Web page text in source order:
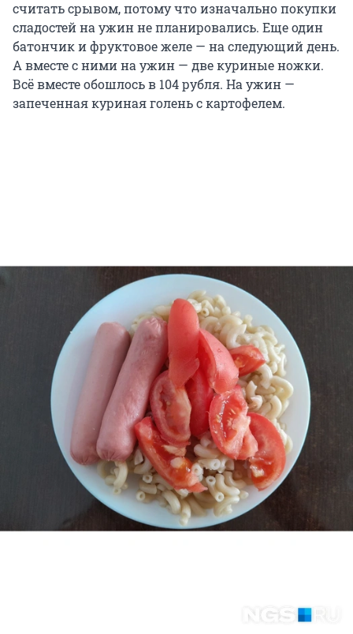
считать срывом, потому что изначально покупки
сладостей на ужин не планировались. Еще один
батончик и фруктовое желе — на следующий день.
А вместе с ними на ужин — две куриные ножки.
Всё вместе обошлось в 104 рубля. На ужин —
запеченная куриная голень с картофелем.